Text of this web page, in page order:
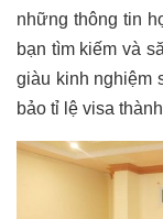
những thông tin
bạn tìm kiếm và
giàu kinh nghiệm
bảo tỉ lệ visa